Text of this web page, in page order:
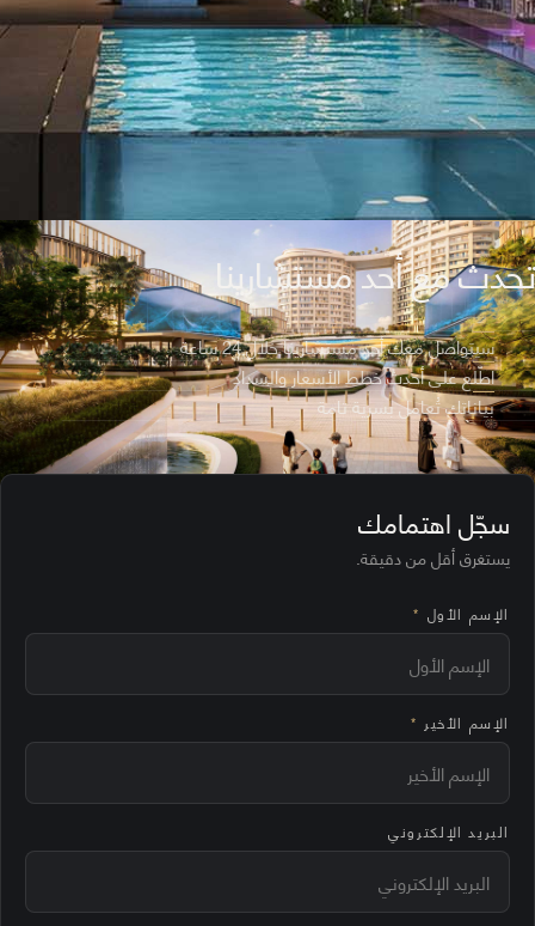
تحدث مع أحد مستشارينا
سيتواصل معك أحد مستشارينا خلال 24 ساعة
اطّلع على أحدث خطط الأسعار والسداد
بياناتك تُعامل بسرية تامة
سجّل اهتمامك
يستغرق أقل من دقيقة.
الإسم الأول *
الإسم الأخير *
البريد الإلكتروني